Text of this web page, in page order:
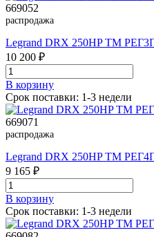
669052
распродажа
Legrand DRX 250HP TM
10 200 ₽
В корзинy
Срок поставки: 1-3 недели
669071
распродажа
Legrand DRX 250HP TM
9 165 ₽
В корзинy
Срок поставки: 1-3 недели